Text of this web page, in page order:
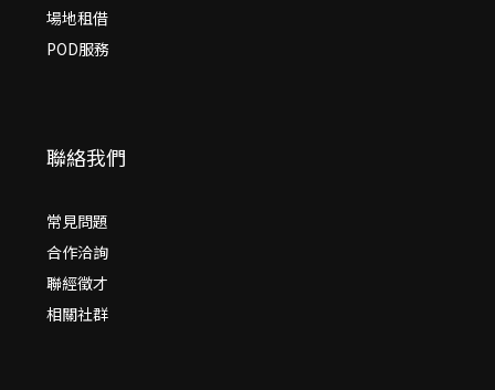
場地租借
POD服務
聯絡我們
常見問題
合作洽詢
聯經徵才
相關社群